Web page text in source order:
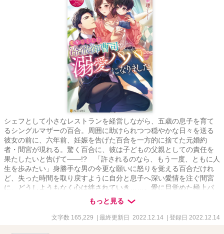
エブリスタ様にて初公開23.1.9✧
シェフとして小さなレストランを経営しながら、五歳の息子を育て
るシングルマザーの百合。周囲に助けられつつ穏やかな日々を送る
彼女の前に、六年前、妊娠を告げた百合を一方的に捨てた元婚約
者・間宮が現れる。驚く百合に、彼は子どもの父親としての責任を
果たしたいと告げて――!? 「許されるのなら、もう一度、ともに人
生を歩みたい」身勝手な男の今更な願いに怒りを覚える百合だけれ
ど、失った時間を取り戻すように自分と息子へ深い愛情を注ぐ間宮
に、どうしようもなく心は絆されていき……。愛に目覚めた極上パ
パの傲慢なほど一途な想いに囚われる、最高のやり直しロマンス！
もっと見る
文字数 165,229 | 最終更新日 2022.12.14 | 登録日 2022.12.14